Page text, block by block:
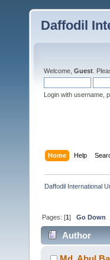
Daffodil
Welcome, Guest .
Login with username,
Home Help
Daffodil International
Pages: [1]Go Down
Author